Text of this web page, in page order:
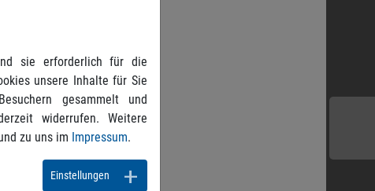
sie erforderlich für die
unsere Inhalte für Sie
gesammelt und
widerrufen. Weitere
zu uns im Impressum.
Einstellungen